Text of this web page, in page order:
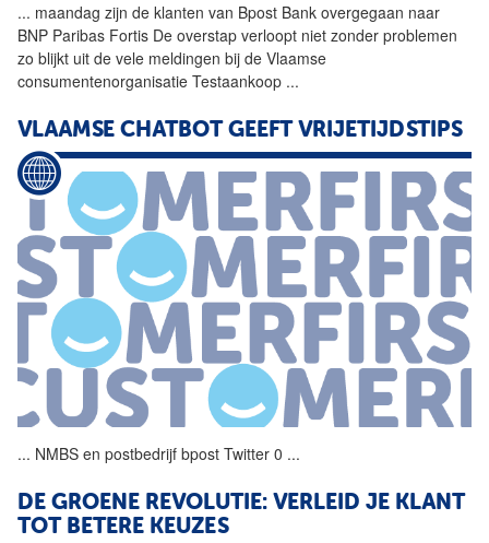
... maandag zijn de klanten van Bpost Bank overgegaan naar
BNP Paribas Fortis De overstap verloopt niet zonder problemen
zo blijkt uit de vele meldingen bij de Vlaamse
consumentenorganisatie Testaankoop ...
VLAAMSE CHATBOT GEEFT VRIJETIJDSTIPS
... NMBS en postbedrijf bpost Twitter 0 ...
DE GROENE REVOLUTIE: VERLEID JE KLANT
TOT BETERE KEUZES